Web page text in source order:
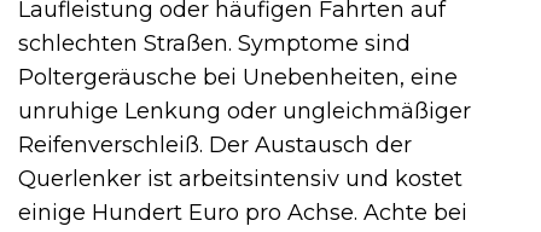
Laufleistung oder häufigen Fahrten auf
schlechten Straßen. Symptome sind
Poltergeräusche bei Unebenheiten, eine
unruhige Lenkung oder ungleichmäßiger
Reifenverschleiß. Der Austausch der
Querlenker ist arbeitsintensiv und kostet
einige Hundert Euro pro Achse. Achte bei